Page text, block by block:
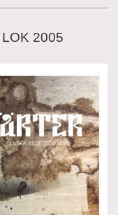
2005